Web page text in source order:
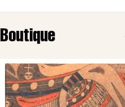
Boutique